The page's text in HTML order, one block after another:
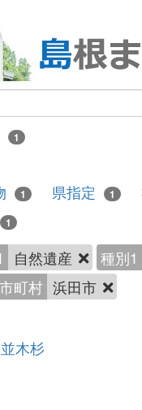
1
1 県指定 1
1
自然遺産
種別1
市町村 浜田市
木杉